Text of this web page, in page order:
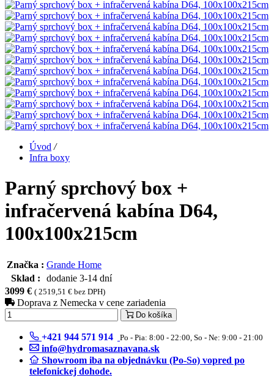
Úvod /
Infra boxy
Parný sprchový box +
infračervená kabína D64,
100x100x215cm
Značka : Grande Home
Sklad :
dodanie 3-14 dní
3099 € ( 2519,51 € bez DPH)
Doprava z Nemecka v cene zariadenia
Do košíka
+421 944 571 914 Po - Pia: 8:00 - 22:00, So - Ne: 9:00 - 21:00
info@hydromasaznavana.sk
Showroom iba na objednávku (Po-So) vopred po
telefonickej dohode.